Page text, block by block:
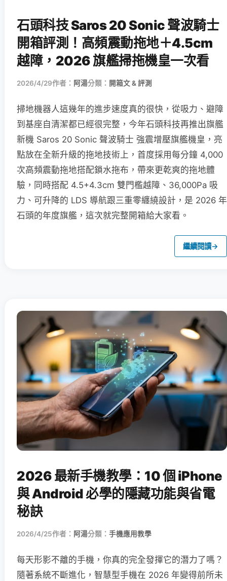
石頭科技 Saros 20 Sonic 聲波騎士
開箱評測！高頻震動拖地＋4.5cm
越障，2026 旗艦掃拖機皇一次看
2026/4/29作者： 阿湯分類： 開箱文 & 評測
掃地機器人這幾年的進步速度真的很快，從吸力、避障
到基座自清潔都已經很完整，今年石頭科技再推出旗艦
新機 Saros 20 Sonic 聲波騎士 強震增壓旗艦機皇，亮
點放在全新升級的拖地技術上，首度採用每分鐘 4,000
次高頻震動拖地搭配鎖水拖布，帶來更乾爽的拖地體
驗，同時搭配 4.5+4.3cm 雙門檻越障、36,000Pa 吸
力、可升降的 LDS 導航跟三重零纏繞設計，是 2026 年
石頭的年度旗艦，這次就完整開箱給大家看。
繼續閱讀→
2026 最新手機教學：10 個 iPhone
與 Android 必學的隱藏功能與省電
秘訣
2026/4/25作者： 阿湯分類： 手機應用教學
每天形影不離的手機，你真的完全發揮它的潛力了嗎？
隨著系統不斷進化，智慧型手機在 2026 年變得前所未